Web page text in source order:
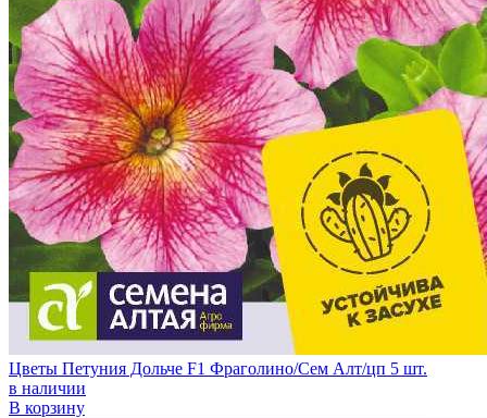
Цветы Петуния Дольче F1 Фраголино/Сем Алт/цп 5 шт.
в наличии
В корзину